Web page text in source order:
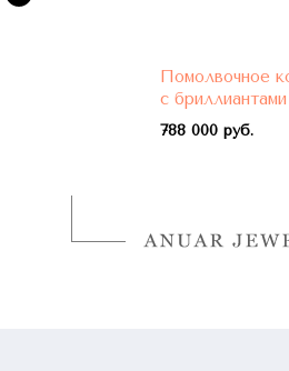
Помолвочное
с бриллиантами
788 000 руб.